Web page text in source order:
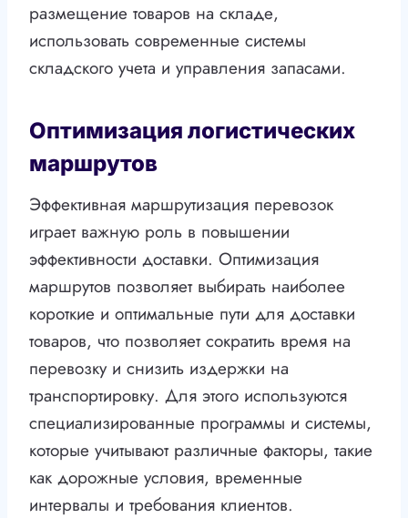
размещение товаров на складе,
использовать современные системы
складского учета и управления запасами.
Оптимизация логистических
маршрутов
Эффективная маршрутизация перевозок
играет важную роль в повышении
эффективности доставки. Оптимизация
маршрутов позволяет выбирать наиболее
короткие и оптимальные пути для доставки
товаров, что позволяет сократить время на
перевозку и снизить издержки на
транспортировку. Для этого используются
специализированные программы и системы,
которые учитывают различные факторы, такие
как дорожные условия, временные
интервалы и требования клиентов.